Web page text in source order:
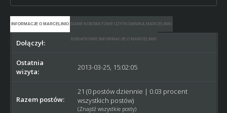
INFORMACJE O MARCELINIO DANE KONTAKTOWE UŻYTKOWNIKA MARCELINIO
DODATKOWE INFORMACJE O MARCELINIO
Dołączył: 2011-02-15
Ostatnia
wizyta:
2013-03-25, 15:02:05
Razem postów:
21 (0 postów dziennie | 0.03 procent
wszystkich postów)
(Znajdź wszystkie posty)